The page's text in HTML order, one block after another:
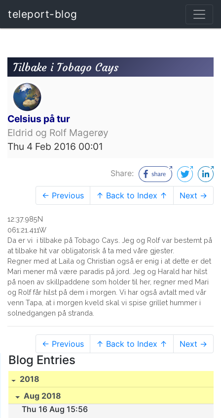
teleport-blog
Tilbake i Tobago Cays
Celsius på tur
Eldrid og Rolf Magerøy
Thu 4 Feb 2016 00:01
Share:
← Previous ↑ Back to Index ↑ Next →
12:37.985N
061:21.411W
Da er vi i tilbake på Tobago Cays. Jeg og Rolf var bestemt på
at tilbake hit var obligatorisk å ta med våre gjester.
Regner med at Laila og Christian også er enig i at dette er det
Mari mener må være paradis på jord. Jeg og Harald har hilst
på noen av skillpaddene som holder til her, regner med Mari
og Rolf får hilst på dem i morgen. Vi har også avtalt med vår
venn Tapa, at i morgen kveld skal vi spise grillet hummer i
solnedgangen på stranda.
← Previous ↑ Back to Index ↑ Next →
Blog Entries
2018
Aug 2018
Thu 16 Aug 15:56